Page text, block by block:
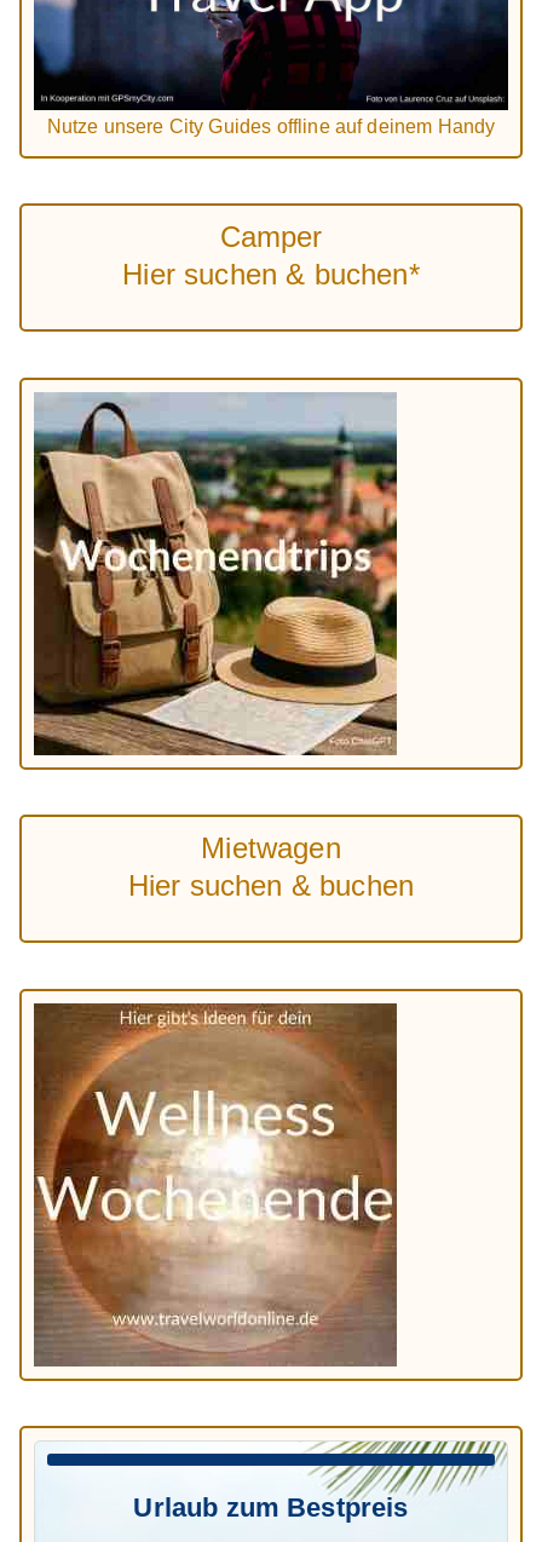
Nutze unsere City Guides offline auf deinem Handy
Camper
Hier suchen & buchen*
Mietwagen
Hier suchen & buchen
Urlaub zum Bestpreis